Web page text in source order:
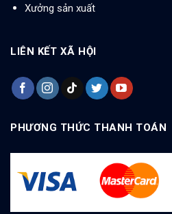
Xưởng sản xuất
LIÊN KẾT XÃ HỘI
PHƯƠNG THỨC THANH TOÁN